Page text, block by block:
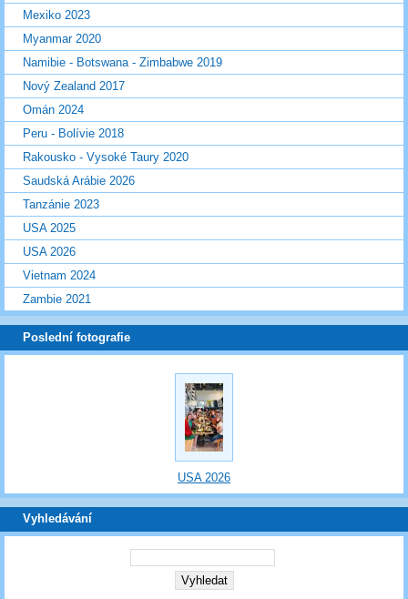
Mexiko 2023
Myanmar 2020
Namibie - Botswana - Zimbabwe 2019
Nový Zealand 2017
Omán 2024
Peru - Bolívie 2018
Rakousko - Vysoké Taury 2020
Saudská Arábie 2026
Tanzánie 2023
USA 2025
USA 2026
Vietnam 2024
Zambie 2021
Poslední fotografie
USA 2026
Vyhledávání